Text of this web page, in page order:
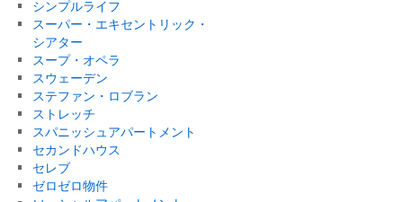
シンプルライフ
スーパー・エキセントリック・
シアター
スープ・オペラ
スウェーデン
ステファン・ロブラン
ストレッチ
スパニッシュアパートメント
セカンドハウス
セレブ
ゼロゼロ物件